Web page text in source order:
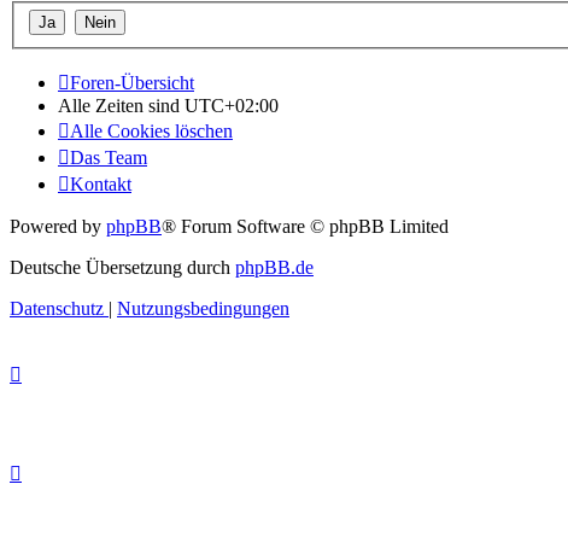
Foren-Übersicht
Alle Zeiten sind UTC+02:00
Alle Cookies löschen
Das Team
Kontakt
Powered by phpBB® Forum Software © phpBB Limited
Deutsche Übersetzung durch phpBB.de
Datenschutz | Nutzungsbedingungen